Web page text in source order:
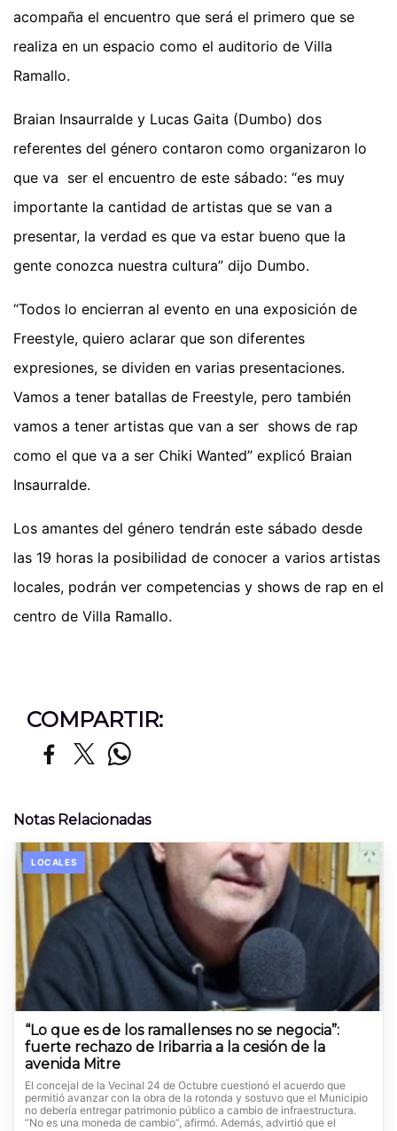
acompaña el encuentro que será el primero que se
realiza en un espacio como el auditorio de Villa
Ramallo.
Braian Insaurralde y Lucas Gaita (Dumbo) dos
referentes del género contaron como organizaron lo
que va ser el encuentro de este sábado: “es muy
importante la cantidad de artistas que se van a
presentar, la verdad es que va estar bueno que la
gente conozca nuestra cultura” dijo Dumbo.
“Todos lo encierran al evento en una exposición de
Freestyle, quiero aclarar que son diferentes
expresiones, se dividen en varias presentaciones.
Vamos a tener batallas de Freestyle, pero también
vamos a tener artistas que van a ser shows de rap
como el que va a ser Chiki Wanted” explicó Braian
Insaurralde.
Los amantes del género tendrán este sábado desde
las 19 horas la posibilidad de conocer a varios artistas
locales, podrán ver competencias y shows de rap en el
centro de Villa Ramallo.
COMPARTIR:
Notas Relacionadas
LOCALES
“Lo que es de los ramallenses no se negocia”:
fuerte rechazo de Iribarria a la cesión de la
avenida Mitre
El concejal de la Vecinal 24 de Octubre cuestionó el acuerdo que
permitió avanzar con la obra de la rotonda y sostuvo que el Municipio
no debería entregar patrimonio público a cambio de infraestructura.
“No es una moneda de cambio”, afirmó. Además, advirtió que el